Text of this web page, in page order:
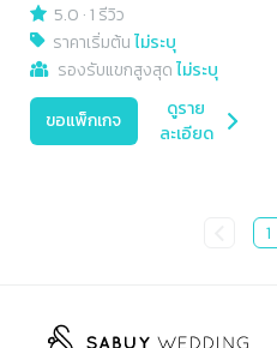
5.0 ·1 รีวิว
ราคาเริ่มต้นไม่ระบุ
รองรับแขกสูงสุดไม่ระบุ
ขอแพ็กเกจ
ดูราย
ละเอียด
1